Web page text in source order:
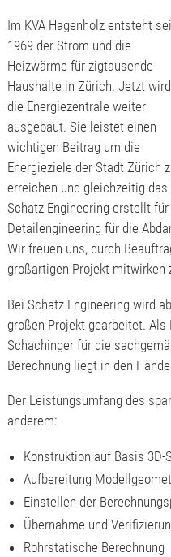
Im KVA Hagenholz entsteht
1969 der Strom und die
Heizwärme für zigtausende
Haushalte in Zürich. Jetzt wird
die Energiezentrale weiter
ausgebaut. Sie leistet einen
wichtigen Beitrag um die
Energieziele der Stadt Zürich
erreichen und gleichzeitig
Schatz Engineering erstellt
Detailengineering für die
Wir freuen uns, durch
großartigen Projekt mitwirken
Bei Schatz Engineering wird
großen Projekt gearbeitet.
Schachinger für die
Berechnung liegt in den
Der Leistungsumfang des
anderem:
Konstruktion auf Basis 3D-
Aufbereitung
Einstellen der
Übernahme und
Rohrstatische Berechnung